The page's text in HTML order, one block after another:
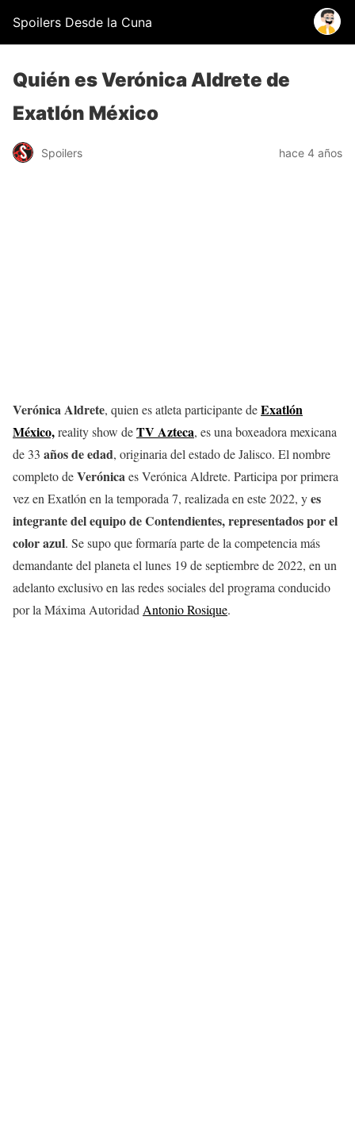
Spoilers Desde la Cuna
Quién es Verónica Aldrete de
Exatlón México
Spoilers hace 4 años
Verónica Aldrete, quien es atleta participante deExatlón
México,reality show deTV Azteca, es una boxeadora mexicana
de 33 años de edad, originaria del estado de Jalisco. El nombre
completo deVerónicaes Verónica Aldrete. Participa por primera
vez en Exatlón en la temporada 7, realizada en este 2022, yes
integrante del equipo deContendientes, representados por el
colorazul. Se supo que formaría parte de la competencia más
demandante del planeta el lunes 19 de septiembre de 2022, en un
adelanto exclusivo en las redes sociales del programa conducido
por la Máxima Autoridad Antonio Rosique.